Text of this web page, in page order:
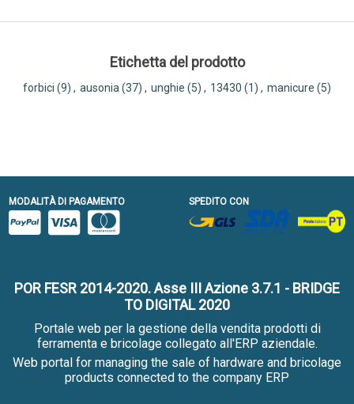
Etichetta del prodotto
forbici (9) , ausonia(37) , unghie (5) , 13430 (1) , manicure (5)
MODALITÀ DI PAGAMENTO SPEDITO CON
POR FESR 2014-2020. Asse III Azione 3.7.1 - BRIDGE
TO DIGITAL 2020
Portale web per la gestione della vendita prodotti di
ferramenta e bricolage collegato all'ERP aziendale.
Web portal for managing the sale of hardware and bricolage
products connected to the company ERP